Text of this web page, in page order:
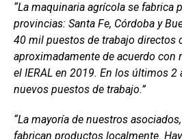
“La maquinaria agrícola se fabrica
provincias: Santa Fe, Córdoba y
40 mil puestos de trabajo directos
aproximadamente de acuerdo con
el IERAL en 2019. En los últimos
nuevos puestos de trabajo.”
“La mayoría de nuestros
fabrican productos localmente.